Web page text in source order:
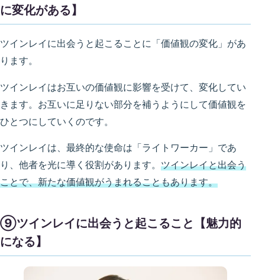
に変化がある】
ツインレイに出会うと起こることに「価値観の変化」があ
ります。
ツインレイはお互いの価値観に影響を受けて、変化してい
きます。お互いに足りない部分を補うようにして価値観を
ひとつにしていくのです。
ツインレイは、最終的な使命は「ライトワーカー」であ
り、他者を光に導く役割があります。 ツインレイと出会う
ことで、新たな価値観がうまれることもあります。
⑨ツインレイに出会うと起こること【魅力的
になる】